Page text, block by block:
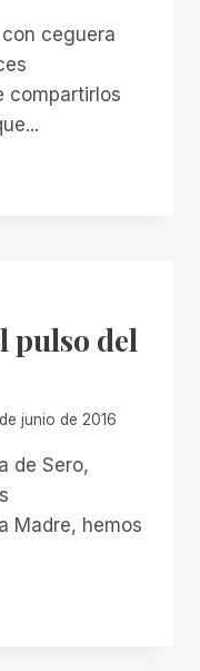
ceguera
compartirlos
pulso del
junio de 2016
de Sero,
Madre, hemos